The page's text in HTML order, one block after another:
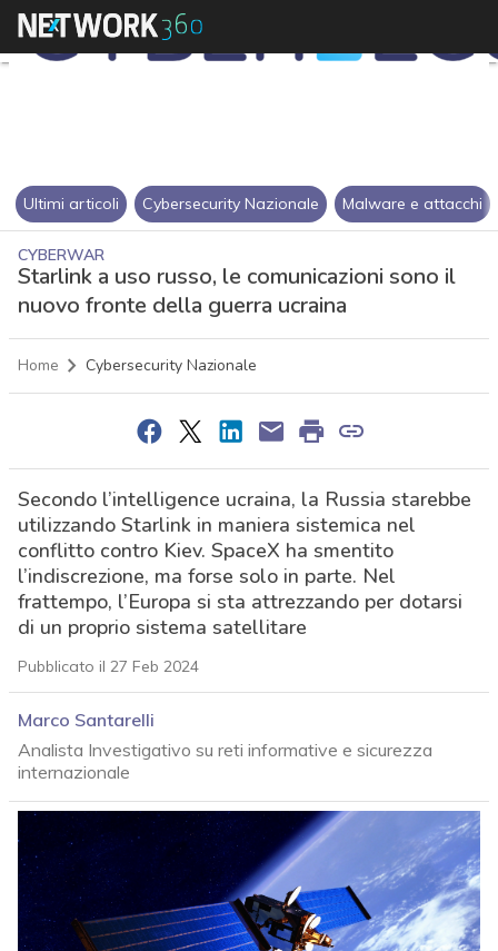
Ultimi articoli Cybersecurity Nazionale Malware e attacchi
CYBERWAR
Starlink a uso russo, le comunicazioni sono il
nuovo fronte della guerra ucraina
Home Cybersecurity Nazionale
Secondo l’intelligence ucraina, la Russia starebbe
utilizzando Starlink in maniera sistemica nel
conflitto contro Kiev. SpaceX ha smentito
l’indiscrezione, ma forse solo in parte. Nel
frattempo, l’Europa si sta attrezzando per dotarsi
di un proprio sistema satellitare
Pubblicato il 27 Feb 2024
Marco Santarelli
Analista Investigativo su reti informative e sicurezza
internazionale